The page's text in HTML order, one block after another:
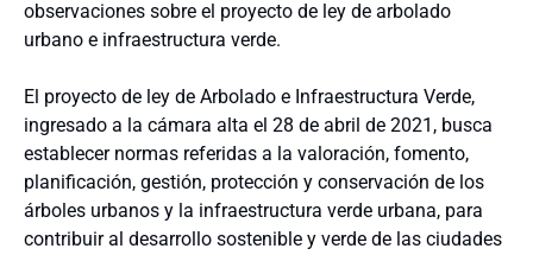
observaciones sobre el proyecto de ley de arbolado
urbano e infraestructura verde.
El proyecto de ley de Arbolado e Infraestructura Verde,
ingresado a la cámara alta el 28 de abril de 2021, busca
establecer normas referidas a la valoración, fomento,
planificación, gestión, protección y conservación de los
árboles urbanos y la infraestructura verde urbana, para
contribuir al desarrollo sostenible y verde de las ciudades